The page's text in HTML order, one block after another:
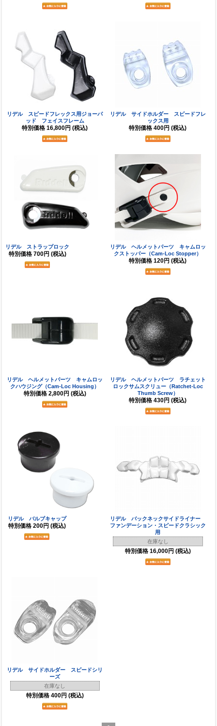
リデル スピードフレックス用ジョーパ
ッド フェイスフレーム
特別価格 16,800円 (税込)
リデル サイドホルダー スピードフレ
ックス用
特別価格 400円 (税込)
リデル ストラップロック
特別価格 700円 (税込)
リデル ヘルメットパーツ キャムロッ
クストッパー（Cam-Loc Stopper）
特別価格 120円 (税込)
リデル ヘルメットパーツ キャムロッ
クハウジング（Cam-Loc Housing）
特別価格 2,800円 (税込)
リデル ヘルメットパーツ ラチェット
ロックサムスクリュー（Ratchet-Loc
Thumb Screw）
特別価格 430円 (税込)
リデル バルブキャップ
特別価格 200円 (税込)
リデル バックネックサイドライナー
ファンデーション・スピードクラシック
用
在庫なし
特別価格 16,000円 (税込)
リデル サイドホルダー スピードシリ
ーズ
在庫なし
特別価格 400円 (税込)